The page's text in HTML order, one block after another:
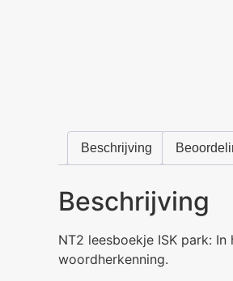
Beschrijving
Beschrijving
NT2 leesboekje ISK park:
woordherkenning.